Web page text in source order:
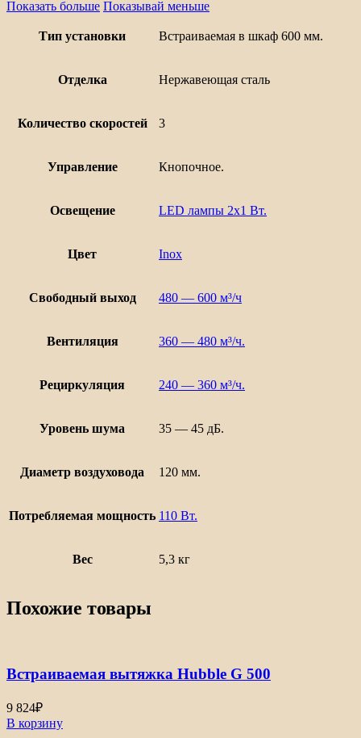
Показать больше Показывай меньше
Тип установки Встраиваемая в шкаф 600 мм.
Отделка Нержавеющая сталь
Количество скоростей 3
Управление Кнопочное.
Освещение LED лампы 2х1 Вт.
Цвет Inox
Свободный выход 480 — 600 м³/ч
Вентиляция 360 — 480 м³/ч.
Рециркуляция 240 — 360 м³/ч.
Уровень шума 35 — 45 дБ.
Диаметр воздуховода 120 мм.
Потребляемая мощность 110 Вт.
Вес 5,3 кг
Похожие товары
Встраиваемая вытяжка Hubble G 500
9 824₽
В корзину